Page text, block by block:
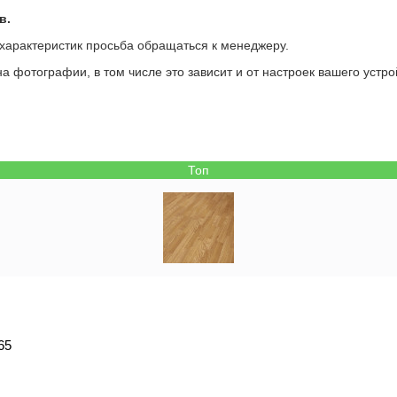
просьба обращаться к менеджеру.
фотографии, в том числе это зависит и от настроек вашего
Топ